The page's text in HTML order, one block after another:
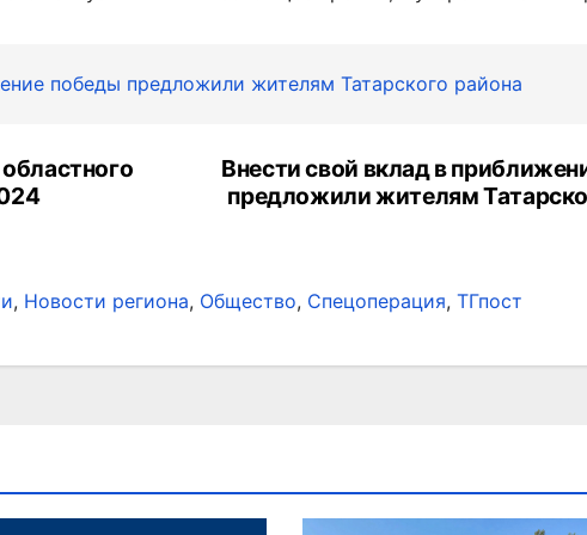
победы предложили жителям Татарского района
Внести свой вклад в
предложили жителям
, Новости региона, Общество, Спецоперация, ТГпост